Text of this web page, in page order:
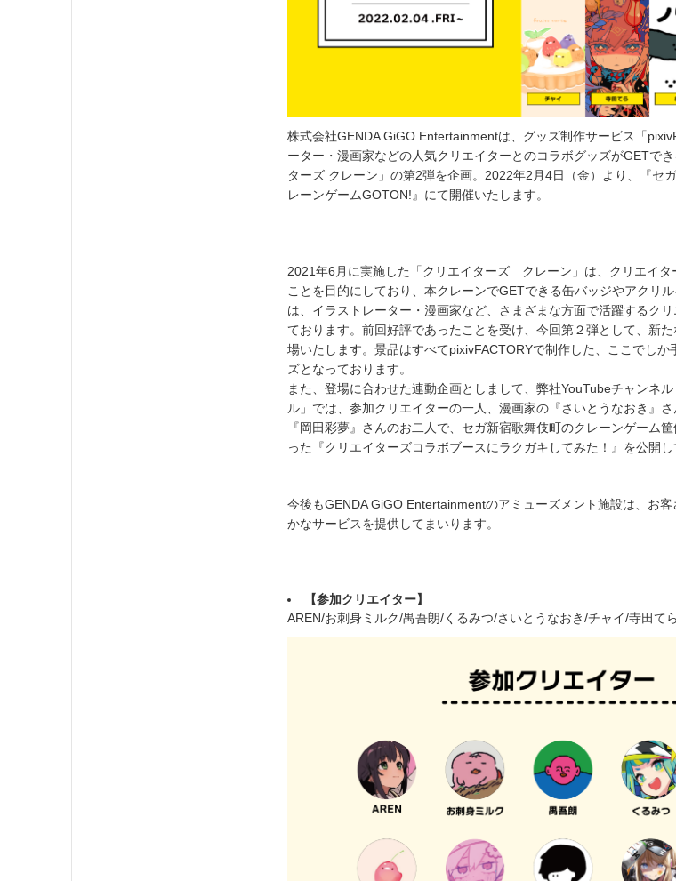
株式会社GENDA GiGO Entertainmentは、グッズ制作サービス「
ーター・漫画家などの人気クリエイターとのコラボグッズがGETで
ターズ クレーン」の第2弾を企画。2022年2月4日（金）より、『セ
レーンゲームGOTON!』にて開催いたします。
2021年6月に実施した「クリエイターズ クレーン」は、クリエイタ
ことを目的にしており、本クレーンでGETできる缶バッジやアクリ
は、イラストレーター・漫画家など、さまざまな方面で活躍するク
ております。前回好評であったことを受け、今回第２弾として、新
場いたします。景品はすべてpixivFACTORYで制作した、ここでしか
ズとなっております。
また、登場に合わせた連動企画としまして、弊社YouTubeチャンネ
ル」では、参加クリエイターの一人、漫画家の『さいとうなおき』
『岡田彩夢』さんのお二人で、セガ新宿歌舞伎町のクレーンゲーム
った『クリエイターズコラボブースにラクガキしてみた！』を公開し
今後もGENDA GiGO Entertainmentのアミューズメント施設は、お
かなサービスを提供してまいります。
【参加クリエイター】
AREN/お刺身ミルク/禺吾朗/くるみつ/さいとうなおき/チャイ/寺田て